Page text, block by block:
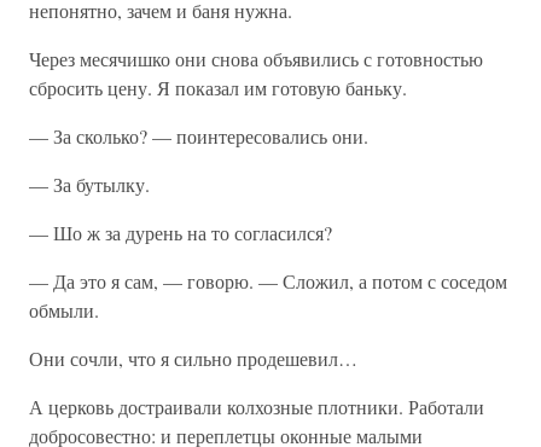
непонятно, зачем и баня нужна.
Через месячишко они снова объявились с готовностью
сбросить цену. Я показал им готовую баньку.
— За сколько? — поинтересовались они.
— За бутылку.
— Шо ж за дурень на то согласился?
— Да это я сам, — говорю. — Сложил, а потом с соседом
обмыли.
Они сочли, что я сильно продешевил…
А церковь достраивали колхозные плотники. Работали
добросовестно: и переплетцы оконные малыми